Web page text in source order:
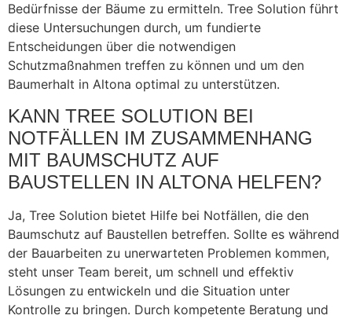
Bedürfnisse der Bäume zu ermitteln. Tree Solution führt
diese Untersuchungen durch, um fundierte
Entscheidungen über die notwendigen
Schutzmaßnahmen treffen zu können und um den
Baumerhalt in Altona optimal zu unterstützen.
KANN TREE SOLUTION BEI
NOTFÄLLEN IM ZUSAMMENHANG
MIT BAUMSCHUTZ AUF
BAUSTELLEN IN ALTONA HELFEN?
Ja, Tree Solution bietet Hilfe bei Notfällen, die den
Baumschutz auf Baustellen betreffen. Sollte es während
der Bauarbeiten zu unerwarteten Problemen kommen,
steht unser Team bereit, um schnell und effektiv
Lösungen zu entwickeln und die Situation unter
Kontrolle zu bringen. Durch kompetente Beratung und